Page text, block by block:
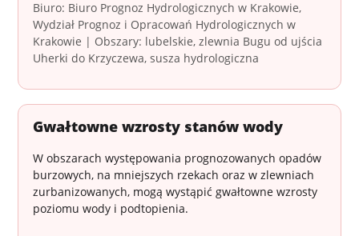
Biuro: Biuro Prognoz Hydrologicznych w Krakowie,
Wydział Prognoz i Opracowań Hydrologicznych w
Krakowie | Obszary: lubelskie, zlewnia Bugu od ujścia
Uherki do Krzyczewa, susza hydrologiczna
Gwałtowne wzrosty stanów wody
W obszarach występowania prognozowanych opadów
burzowych, na mniejszych rzekach oraz w zlewniach
zurbanizowanych, mogą wystąpić gwałtowne wzrosty
poziomu wody i podtopienia.